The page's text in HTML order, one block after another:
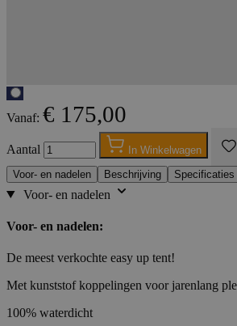
Vanaf: € 175,00
Aantal
In Winkelwagen
Voor- en nadelen
Beschrijving Specificaties
Voor- en nadelen
Voor- en nadelen:
De meest verkochte easy up tent!
Met kunststof koppelingen voor jarenlang
100% waterdicht